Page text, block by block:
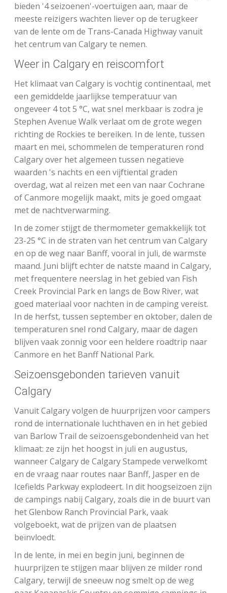
bieden '4 seizoenen'-voertuigen aan, maar de
meeste reizigers wachten liever op de terugkeer
van de lente om de Trans-Canada Highway vanuit
het centrum van Calgary te nemen.
Weer in Calgary en reiscomfort
Het klimaat van Calgary is vochtig continentaal, met
een gemiddelde jaarlijkse temperatuur van
ongeveer 4 tot 5 °C, wat snel merkbaar is zodra je
Stephen Avenue Walk verlaat om de grote wegen
richting de Rockies te bereiken. In de lente, tussen
maart en mei, schommelen de temperaturen rond
Calgary over het algemeen tussen negatieve
waarden 's nachts en een vijftiental graden
overdag, wat al reizen met een van naar Cochrane
of Canmore mogelijk maakt, mits je goed omgaat
met de nachtverwarming.
In de zomer stijgt de thermometer gemakkelijk tot
23-25 °C in de straten van het centrum van Calgary
en op de weg naar Banff, vooral in juli, de warmste
maand. Juni blijft echter de natste maand in Calgary,
met frequentere neerslag in het gebied van Fish
Creek Provincial Park en langs de Bow River, wat
goed materiaal voor nachten in de camping vereist.
In de herfst, tussen september en oktober, dalen de
temperaturen snel rond Calgary, maar de dagen
blijven vaak zonnig voor een heldere roadtrip naar
Canmore en het Banff National Park.
Seizoensgebonden tarieven vanuit
Calgary
Vanuit Calgary volgen de huurprijzen voor campers
rond de internationale luchthaven en in het gebied
van Barlow Trail de seizoensgebondenheid van het
klimaat: ze zijn het hoogst in juli en augustus,
wanneer Calgary de Calgary Stampede verwelkomt
en de vraag naar routes naar Banff, Jasper en de
Icefields Parkway explodeert. In dit hoogseizoen zijn
de campings nabij Calgary, zoals die in de buurt van
het Glenbow Ranch Provincial Park, vaak
volgeboekt, wat de prijzen van de plaatsen
beïnvloedt.
In de lente, in mei en begin juni, beginnen de
huurprijzen te stijgen maar blijven ze milder rond
Calgary, terwijl de sneeuw nog smelt op de weg